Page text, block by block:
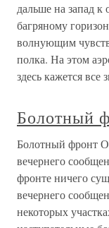
дальше на запад
багряному
волнующим
полка. На этом
здесь кажется все
Болотный
Болотный
вечернего
фронте ничего
вечернего
некоторых